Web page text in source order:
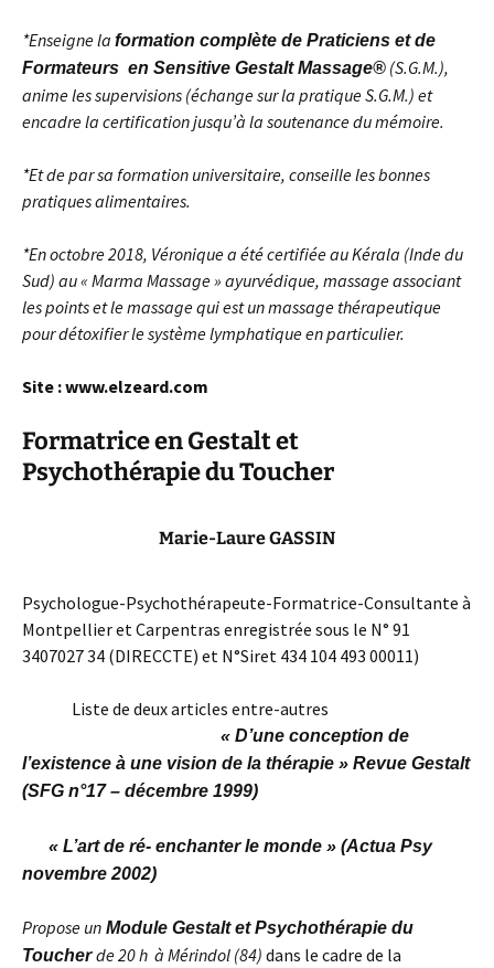
*Enseigne la formation complète de Praticiens et de
Formateurs en Sensitive Gestalt Massage® (S.G.M.),
anime les supervisions (échange sur la pratique S.G.M.) et
encadre la certification jusqu’à la soutenance du mémoire.
*Et de par sa formation universitaire, conseille les bonnes
pratiques alimentaires.
*En octobre 2018, Véronique a été certifiée au Kérala (Inde du
Sud) au « Marma Massage » ayurvédique, massage associant
les points et le massage qui est un massage thérapeutique
pour détoxifier le système lymphatique en particulier.
Site : www.elzeard.com
Formatrice en Gestalt et
Psychothérapie du Toucher
Marie-Laure GASSIN
Psychologue-Psychothérapeute-Formatrice-Consultante à
Montpellier et Carpentras enregistrée sous le N° 91
3407027 34 (DIRECCTE) et N°Siret 434 104 493 00011)
Liste de deux articles entre-autres
« D’une conception de
l’existence à une vision de la thérapie » Revue Gestalt
(SFG n°17 – décembre 1999)
« L’art de ré- enchanter le monde » (Actua Psy
novembre 2002)
Propose un Module Gestalt et Psychothérapie du
Toucherde 20 h à Mérindol (84) dans le cadre de la